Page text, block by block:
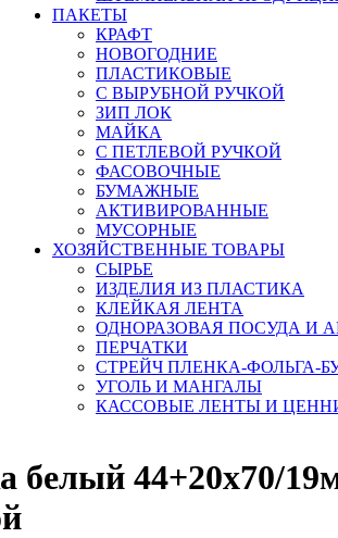
ПАКЕТЫ
КРАФТ
НОВОГОДНИЕ
ПЛАСТИКОВЫЕ
С ВЫРУБНОЙ РУЧКОЙ
ЗИП ЛОК
МАЙКА
С ПЕТЛЕВОЙ РУЧКОЙ
ФАСОВОЧНЫЕ
БУМАЖНЫЕ
АКТИВИРОВАННЫЕ
МУСОРНЫЕ
ХОЗЯЙСТВЕННЫЕ ТОВАРЫ
СЫРЬЕ
ИЗДЕЛИЯ ИЗ ПЛАСТИКА
КЛЕЙКАЯ ЛЕНТА
ОДНОРАЗОВАЯ ПОСУДА И
ПЕРЧАТКИ
СТРЕЙЧ ПЛЕНКА-ФОЛЬГА-
УГОЛЬ И МАНГАЛЫ
КАССОВЫЕ ЛЕНТЫ И
белый 44+20х70/